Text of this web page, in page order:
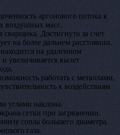
аргонового потока к
воздушных масс.
Достигнуто за счет
на более дальнем расстоянии.
на удаленном
увеличивается вылет
работать с металлами,
к воздействиям
углами наклона.
сетки при загрязнении.
сопла большего диаметра.
газа.